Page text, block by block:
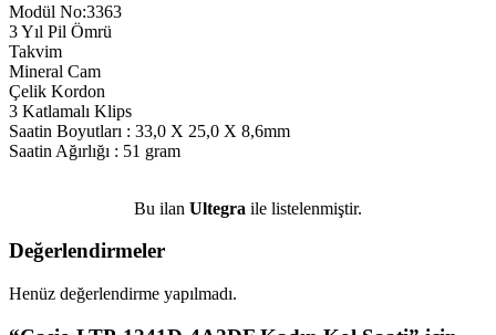
Modül No:3363
3 Yıl Pil Ömrü
Takvim
Mineral Cam
Çelik Kordon
3 Katlamalı Klips
Saatin Boyutları : 33,0 X 25,0 X 8,6mm
Saatin Ağırlığı : 51 gram
Bu ilan Ultegra ile listelenmiştir.
Değerlendirmeler
Henüz değerlendirme yapılmadı.